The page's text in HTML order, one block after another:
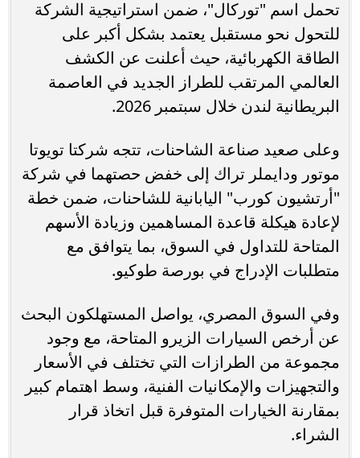
تحمل اسم "توركال"، ضمن استراتيجية الشركة
للتحول نحو مستقبل يعتمد بشكل أكبر على
الطاقة الكهربائية، حيث أعلنت عن الكشف
العالمي المرتقب للطراز الجديد في العاصمة
البريطانية لندن خلال سبتمبر 2026.
وعلى صعيد صناعة الشاحنات، تتجه شركتا تويوتا
موتور ودايملر تراك إلى خفض حصتهما في شركة
"أرتشيون كورب" اليابانية للشاحنات، ضمن خطة
لإعادة هيكلة قاعدة المساهمين وزيادة الأسهم
المتاحة للتداول في السوق، بما يتوافق مع
متطلبات الإدراج في بورصة طوكيو.
وفي السوق المصري، يواصل المستهلكون البحث
عن أرخص السيارات الزيرو المتاحة، مع وجود
مجموعة من الطرازات التي تختلف في الأسعار
والتجهيزات والإمكانيات الفنية، وسط اهتمام كبير
بمقارنة الخيارات المتوفرة قبل اتخاذ قرار
الشراء.